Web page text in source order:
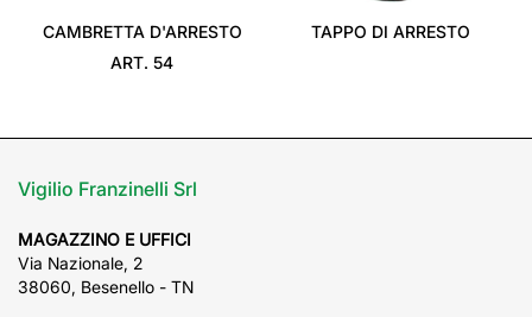
CAMBRETTA D'ARRESTO
ART. 54
TAPPO DI ARRESTO
Vigilio Franzinelli Srl
MAGAZZINO E UFFICI
Via Nazionale, 2
38060, Besenello - TN